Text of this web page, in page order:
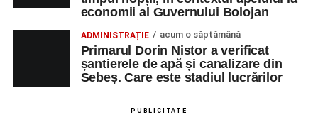
Urmărește-ne pe Google News
Ultimele știri din Sebeș
Femeie de 66 de ani, transportată în stare gravă la
economii al Guvernului Bolojan
ADMINISTRAȚIE acum o săptămână
Primarul Dorin Nistor a verificat
șantierele de apă și canalizare din
Sebeș. Care este stadiul lucrărilor
PUBLICITATE